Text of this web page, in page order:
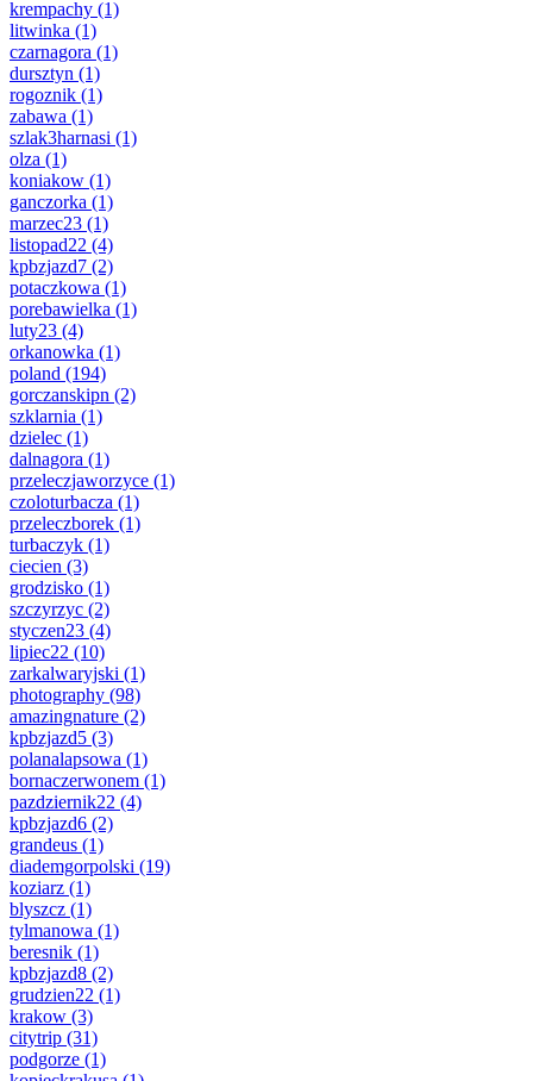
krempachy (1)
litwinka (1)
czarnagora (1)
dursztyn (1)
rogoznik (1)
zabawa (1)
szlak3harnasi (1)
olza (1)
koniakow (1)
ganczorka (1)
marzec23 (1)
listopad22 (4)
kpbzjazd7 (2)
potaczkowa (1)
porebawielka (1)
luty23 (4)
orkanowka (1)
poland (194)
gorczanskipn (2)
szklarnia (1)
dzielec (1)
dalnagora (1)
przeleczjaworzyce (1)
czoloturbacza (1)
przeleczborek (1)
turbaczyk (1)
ciecien (3)
grodzisko (1)
szczyrzyc (2)
styczen23 (4)
lipiec22 (10)
zarkalwaryjski (1)
photography (98)
amazingnature (2)
kpbzjazd5 (3)
polanalapsowa (1)
bornaczerwonem (1)
pazdziernik22 (4)
kpbzjazd6 (2)
grandeus (1)
diademgorpolski (19)
koziarz (1)
blyszcz (1)
tylmanowa (1)
beresnik (1)
kpbzjazd8 (2)
grudzien22 (1)
krakow (3)
citytrip (31)
podgorze (1)